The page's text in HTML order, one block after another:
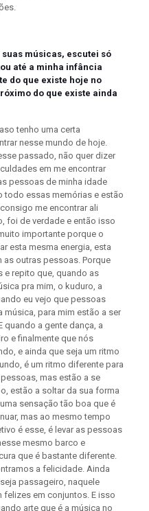
músicas, escutei só
até a minha infância
do que existe hoje no
do que existe ainda
tenho uma certa
nesse mundo de hoje.
passado, não quer dizer
em me encontrar
pessoas de minha idade
todo essas memórias e estão
me encontrar ali
foi de verdade e então isso
importante porque o
esta mesma energia, esta
outras pessoas. Porque
e repito que, quando as
pra mim, o kuduro, a
eu vejo que pessoas
música, para mim estão a ser
quando a gente dança, a
e finalmente que nós
e ainda que seja um ritmo
é um ritmo diferente para
mas estão a se
estão a soltar da sua forma
sensação tão boa que é
mas ao mesmo tempo
é esse, é levar as pessoas
mesmo barco e
que é bastante diferente.
a felicidade. Ainda
passageiro, naquele
em conjuntos. E isso
arte que é a música no